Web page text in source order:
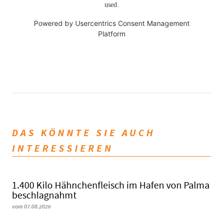
used.
Powered by Usercentrics Consent Management
Platform
DAS KÖNNTE SIE AUCH
INTERESSIEREN
1.400 Kilo Hähnchenfleisch im Hafen von Palma
beschlagnahmt
vom 07.08.2026